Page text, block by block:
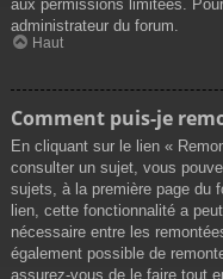
aux permissions limitées.
administrateur du forum.
Haut
Comment puis-je
En cliquant sur le lien «
consulter un sujet, vous
sujets, à la première page du
lien, cette fonctionnalité a
nécessaire entre les
également possible de
assurez-vous de le faire tout